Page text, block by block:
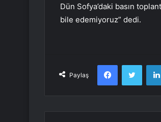
Dün Sofya’daki basın
bile edemiyoruz” dedi.
Paylaş
Facebook